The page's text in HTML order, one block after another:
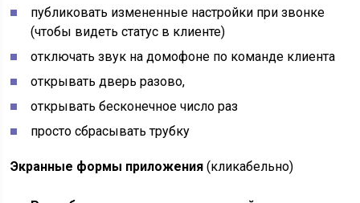
публиковать измененные настройки при звонке
(чтобы видеть статус в клиенте)
отключать звук на домофоне по команде клиента
открывать дверь разово,
открывать бесконечное число раз
просто сбрасывать трубку
Экранные формы приложения (кликабельно)